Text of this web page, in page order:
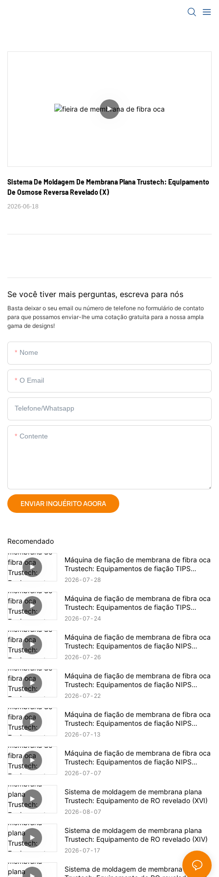
Sistema De Moldagem De Membrana Plana Trustech: Equipamento
De Osmose Reversa Revelado (X)
2026-06-18
Se você tiver mais perguntas, escreva para nós
Basta deixar o seu email ou número de telefone no formulário de contato
para que possamos enviar-lhe uma cotação gratuita para a nossa ampla
gama de designs!
Nome
O Email
Telefone/whatsapp
Contente
ENVIAR INQUÉRITO AGORA
Recomendado
Máquina de fiação de membrana de fibra oca
Trustech: Equipamentos de fiação TIPS
revelados (17)
2026 07 28
Máquina de fiação de membrana de fibra oca
Trustech: Equipamentos de fiação TIPS
revelados (16)
2026 07 24
Máquina de fiação de membrana de fibra oca
Trustech: Equipamentos de fiação NIPS
revelados (18)
2026 07 26
Máquina de fiação de membrana de fibra oca
Trustech: Equipamentos de fiação NIPS
revelados (17)
2026 07 22
Máquina de fiação de membrana de fibra oca
Trustech: Equipamentos de fiação NIPS
revelados (16)
2026 07 13
Máquina de fiação de membrana de fibra oca
Trustech: Equipamentos de fiação NIPS
revelados (15)
2026 07 07
Sistema de moldagem de membrana plana
Trustech: Equipamento de RO revelado (XVI)
2026 08 07
Sistema de moldagem de membrana plana
Trustech: Equipamento de RO revelado (XIV)
2026 07 17
Sistema de moldagem de membrana plana